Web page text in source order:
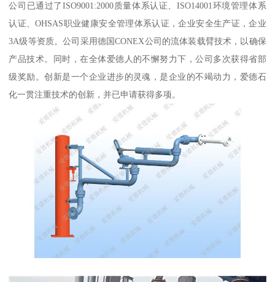
公司已通过了ISO9001:2000质量体系认证、ISO14001环境管理体系
认证、OHSAS职业健康安全管理体系认证，企业安全生产证，企业
3A级等资质。公司采用德国CONEX公司的流体装载臂技术，以确保
产品技术。同时，在全体爱德人的不懈努力下，公司多次获得省部
级奖励。创新是一个企业进步的灵魂，是企业的不竭动力，爱德石
化一贯注重技术的创新，并已申请获得多项。